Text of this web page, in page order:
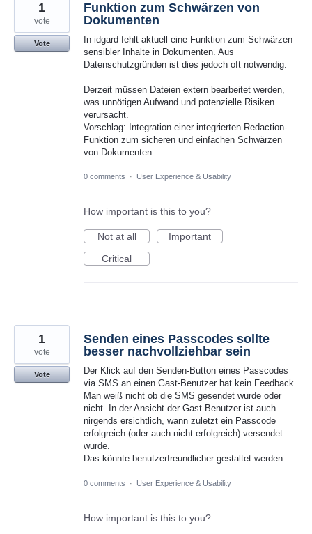
Funktion zum Schwärzen von
Dokumenten
In idgard fehlt aktuell eine Funktion zum Schwärzen
sensibler Inhalte in Dokumenten. Aus
Datenschutzgründen ist dies jedoch oft notwendig.
Derzeit müssen Dateien extern bearbeitet werden,
was unnötigen Aufwand und potenzielle Risiken
verursacht.
Vorschlag: Integration einer integrierten Redaction-
Funktion zum sicheren und einfachen Schwärzen
von Dokumenten.
1
vote
Vote
0 comments · User Experience & Usability
How important is this to you?
Not at all
Important
Critical
Senden eines Passcodes sollte
besser nachvollziehbar sein
Der Klick auf den Senden-Button eines Passcodes
via SMS an einen Gast-Benutzer hat kein Feedback.
Man weiß nicht ob die SMS gesendet wurde oder
nicht. In der Ansicht der Gast-Benutzer ist auch
nirgends ersichtlich, wann zuletzt ein Passcode
erfolgreich (oder auch nicht erfolgreich) versendet
wurde.
Das könnte benutzerfreundlicher gestaltet werden.
1
vote
Vote
0 comments · User Experience & Usability
How important is this to you?